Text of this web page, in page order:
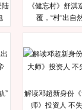
陆
《健忘村》舒淇
覆，“村”出自
”
解读邓超新身份
师》投资人 不